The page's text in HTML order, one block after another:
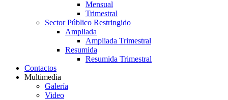
Mensual
Trimestral
Sector Público Restringido
Ampliada
Ampliada Trimestral
Resumida
Resumida Trimestral
Contactos
Multimedia
Galería
Video